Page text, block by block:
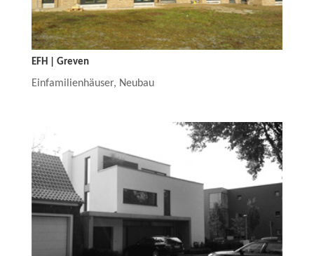
EFH | Greven
Einfamilienhäuser, Neubau